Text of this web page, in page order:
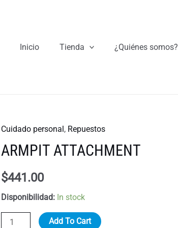
Inicio
Tienda ¿Quiénes somos?
Cuidado personal, Repuestos
ARMPIT ATTACHMENT
$441.00
Disponibilidad: In stock
ARMPIT
Add To Cart